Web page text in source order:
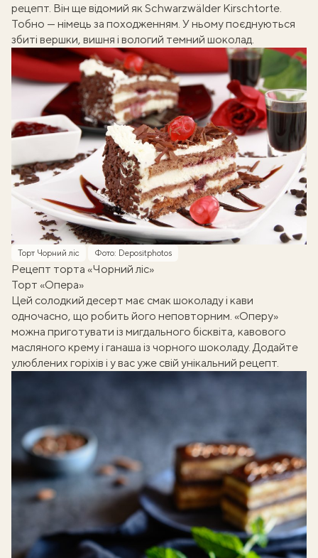
рецепт. Він ще відомий як Schwarzwälder Kirschtorte.
Тобно — німець за походженням. У ньому поєднуються
збиті вершки, вишня і вологий темний шоколад.
Торт Чорний ліс Фото: Depositphotos
Рецепт торта «Чорний ліс»
Торт «Опера»
Цей солодкий десерт має смак шоколаду і кави
одночасно, що робить його неповторним. «Оперу»
можна приготувати із мигдального бісквіта, кавового
масляного крему і ганаша із чорного шоколаду. Додайте
улюблених горіхів і у вас уже свій унікальний рецепт.